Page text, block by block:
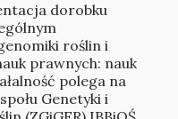
dorobku
roślin i
prawnych: nauk
polega na
Genetyki i